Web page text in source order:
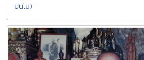
ปันโน)